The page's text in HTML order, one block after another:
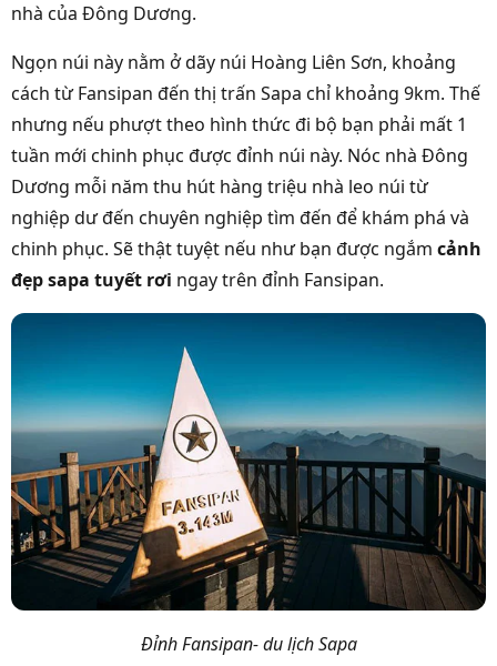
nhà của Đông Dương.
Ngọn núi này nằm ở dãy núi Hoàng Liên Sơn, khoảng
cách từ Fansipan đến thị trấn Sapa chỉ khoảng 9km. Thế
nhưng nếu phượt theo hình thức đi bộ bạn phải mất 1
tuần mới chinh phục được đỉnh núi này. Nóc nhà Đông
Dương mỗi năm thu hút hàng triệu nhà leo núi từ
nghiệp dư đến chuyên nghiệp tìm đến để khám phá và
chinh phục. Sẽ thật tuyệt nếu như bạn được ngắm cảnh
đẹp sapa tuyết rơi ngay trên đỉnh Fansipan.
Đỉnh Fansipan- du lịch Sapa